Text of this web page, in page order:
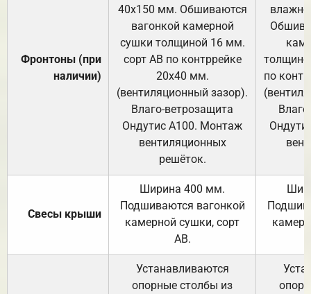
Фронтоны (при
наличии)
40х150 мм. Обшиваются
вагонкой камерной
сушки толщиной 16 мм.
сорт АВ по контррейке
20х40 мм.
(вентиляционный зазор).
Влаго-ветрозащита
Ондутис А100. Монтаж
вентиляционных
решёток.
по
Свесы крыши
Ширина 400 мм.
Подшиваются вагонкой
камерной сушки, сорт
АВ.
Устанавливаются
опорные столбы из